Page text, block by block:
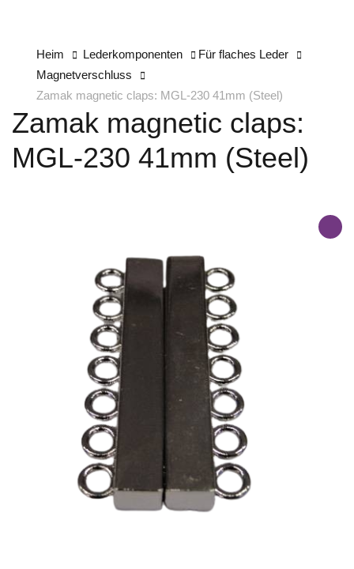
Heim Lederkomponenten
Für flaches Leder
Magnetverschluss
Zamak magnetic claps: MGL-230 41mm (Steel)
Zamak magnetic claps:
MGL-230 41mm (Steel)